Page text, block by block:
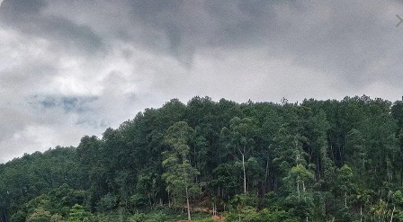
Amer Fort, Jaipur
Atracciones turísticas en India, Amer Fort (a menudo
también deletreado “Amber”) fue construido como un
palacio fortificado en 1592 por Maharaja Man Singh I y
ha servido durante mucho tiempo como la capital de
Jaipur. Tallado en lo alto de la ladera, se puede acceder
a la fortaleza a pie a través de una subida empinada o en
viajes de transporte desde la ciudad de abajo (mejor